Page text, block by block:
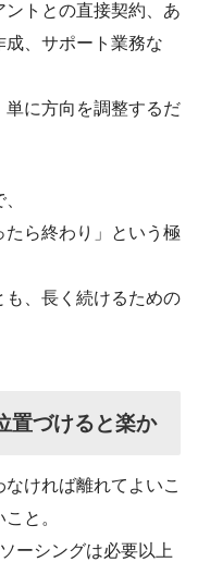
トとの直接契約、あ
成、サポート業務な
単に方向を調整するだ
たら終わり」という極
、長く続けるための
置づけると楽か
ければ離れてよいこ
と。
ーシングは必要以上